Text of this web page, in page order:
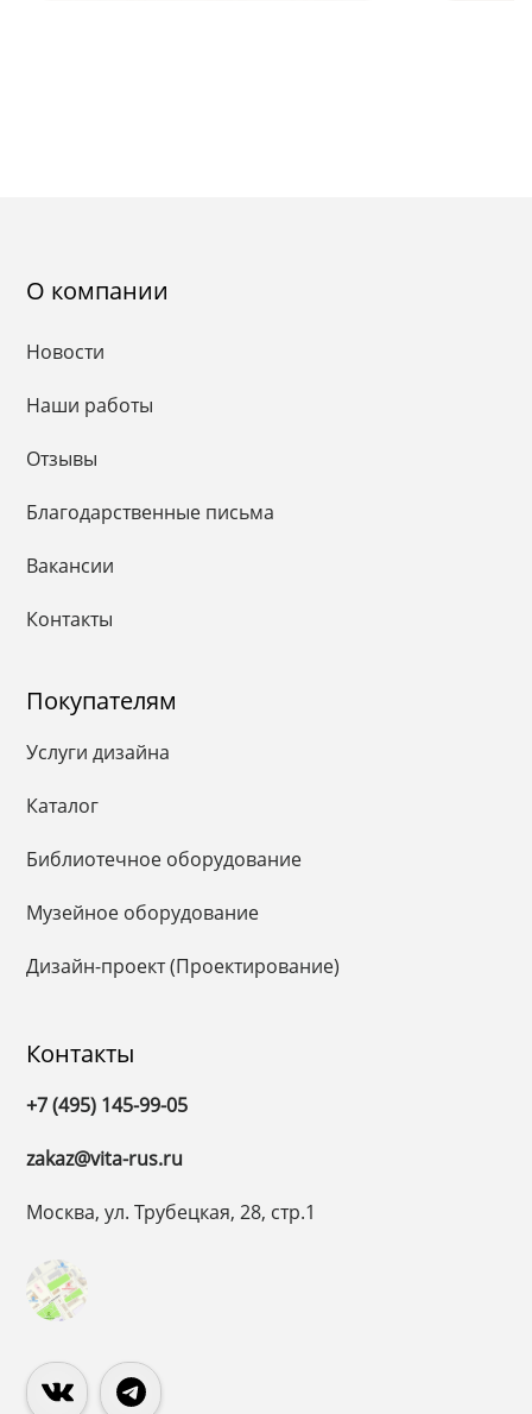
О компании
Новости
Наши работы
Отзывы
Благодарственные письма
Вакансии
Контакты
Покупателям
Услуги дизайна
Каталог
Библиотечное оборудование
Музейное оборудование
Дизайн-проект (Проектирование)
Контакты
+7 (495) 145-99-05
zakaz@vita-rus.ru
Москва, ул. Трубецкая, 28, стр.1